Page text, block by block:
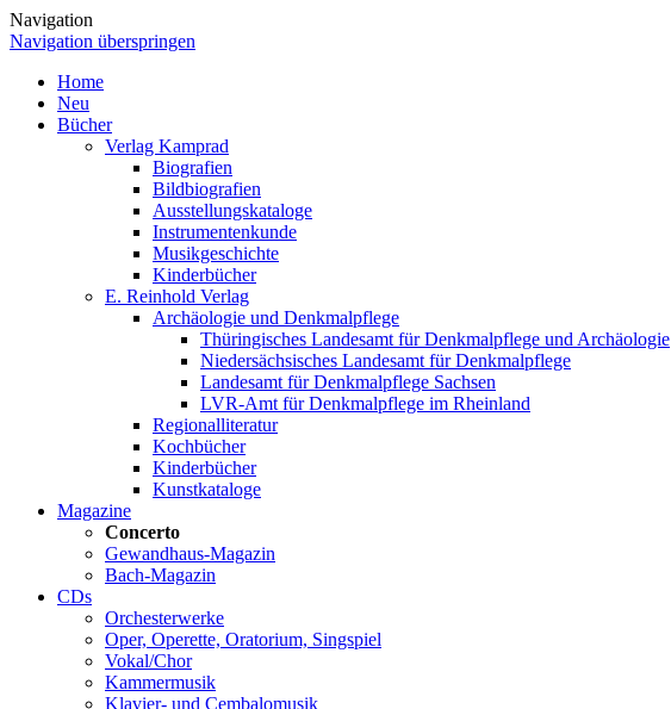
Navigation
Navigation überspringen
Home
Neu
Bücher
Verlag Kamprad
Biografien
Bildbiografien
Ausstellungskataloge
Instrumentenkunde
Musikgeschichte
Kinderbücher
E. Reinhold Verlag
Archäologie und Denkmalpflege
Thüringisches Landesamt für Denkmalpflege und Archäologie
Niedersächsisches Landesamt für Denkmalpflege
Landesamt für Denkmalpflege Sachsen
LVR-Amt für Denkmalpflege im Rheinland
Regionalliteratur
Kochbücher
Kinderbücher
Kunstkataloge
Magazine
Concerto
Gewandhaus-Magazin
Bach-Magazin
CDs
Orchesterwerke
Oper, Operette, Oratorium, Singspiel
Vokal/Chor
Kammermusik
Klavier- und Cembalomusik